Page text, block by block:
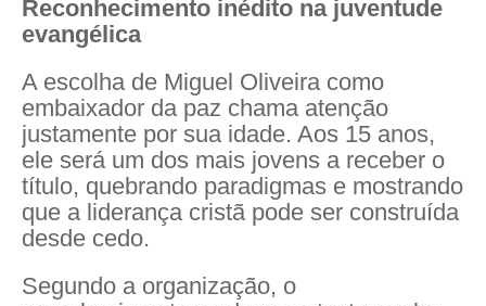
Reconhecimento inédito na juventude
evangélica
A escolha de Miguel Oliveira como
embaixador da paz chama atenção
justamente por sua idade. Aos 15 anos,
ele será um dos mais jovens a receber o
título, quebrando paradigmas e mostrando
que a liderança cristã pode ser construída
desde cedo.
Segundo a organização, o